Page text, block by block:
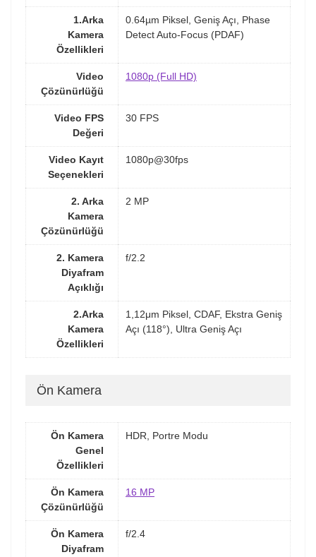
1.Arka
Kamera
Özellikleri
0.64µm Piksel, Geniş Açı, Phase
Detect Auto-Focus (PDAF)
Video
Çözünürlüğü
1080p (Full HD)
Video FPS
Değeri
30 FPS
Video Kayıt
Seçenekleri
1080p@30fps
2. Arka
Kamera
Çözünürlüğü
2 MP
2. Kamera
Diyafram
Açıklığı
f/2.2
2.Arka
Kamera
Özellikleri
1,12μm Piksel, CDAF, Ekstra Geniş
Açı (118°), Ultra Geniş Açı
Ön Kamera
Ön Kamera
Genel
Özellikleri
HDR, Portre Modu
Ön Kamera
Çözünürlüğü
16 MP
Ön Kamera
Diyafram
f/2.4